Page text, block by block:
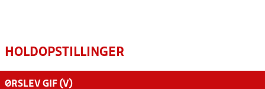
HOLDOPSTILLINGER
ØRSLEV GIF (V)